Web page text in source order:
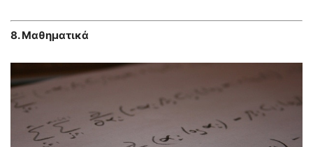
8. Μαθηματικά